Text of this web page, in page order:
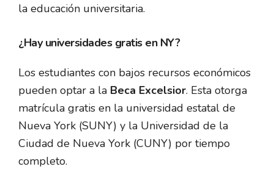
la educación universitaria.
¿Hay universidades gratis en NY?
Los estudiantes con bajos recursos económicos
pueden optar a la Beca Excelsior. Esta otorga
matrícula gratis en la universidad estatal de
Nueva York (SUNY) y la Universidad de la
Ciudad de Nueva York (CUNY) por tiempo
completo.